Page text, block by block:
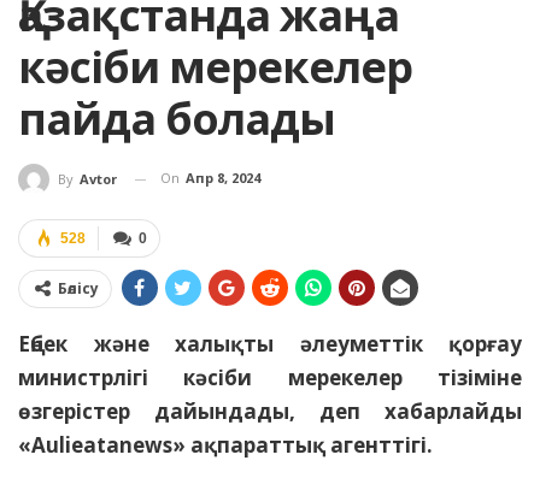
Қазақстанда жаңа
кәсіби мерекелер
пайда болады
By Avtor On Апр 8, 2024
0
528
Бөлісу
Еңбек және халықты әлеуметтік қорғау
министрлігі кәсіби мерекелер тізіміне
өзгерістер дайындады, деп хабарлайды
«Aulieatanews» ақпараттық агенттігі.